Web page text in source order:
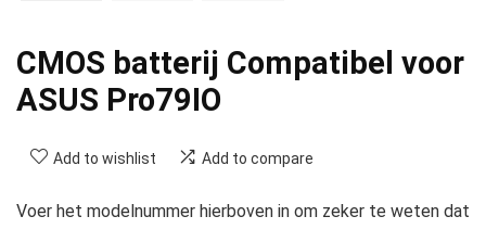
CMOS batterij Compatibel voor
ASUS Pro79IO
Add to wishlist Add to compare
Voer het modelnummer hierboven in om zeker te weten dat